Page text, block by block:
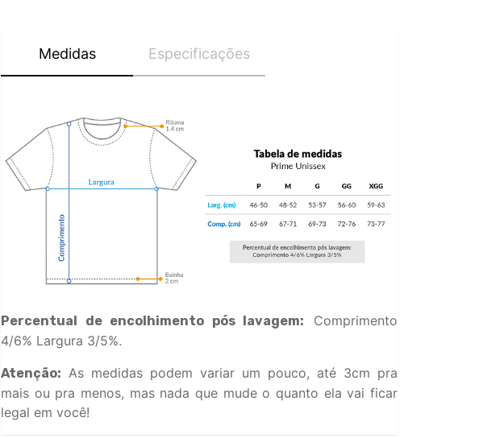
Medidas Especificações
Percentual de encolhimento pós lavagem:
Comprimento
4/6% Largura 3/5%.
Atenção: As medidas podem variar um pouco, até 3cm pra
mais ou pra menos, mas nada que mude o quanto ela vai ficar
legal em você!